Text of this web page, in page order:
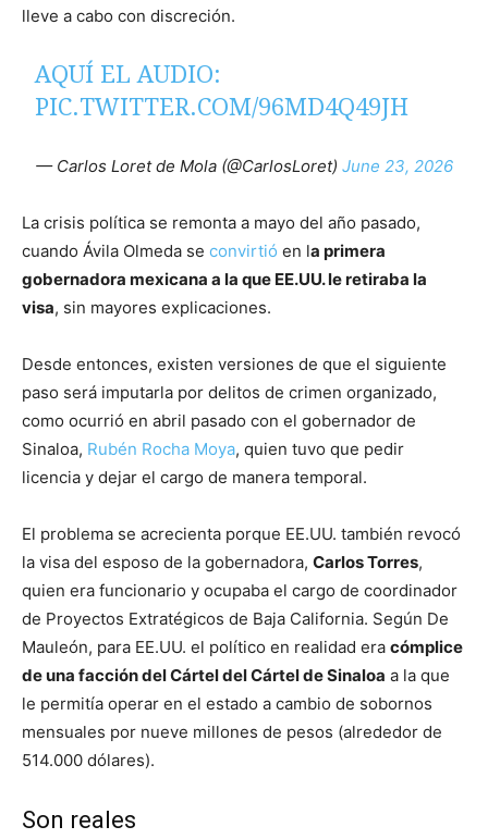
lleve a cabo con discreción.
AQUÍ EL AUDIO:
PIC.TWITTER.COM/96MD4Q49JH
— Carlos Loret de Mola (@CarlosLoret) June 23, 2026
La crisis política se remonta a mayo del año pasado,
cuando Ávila Olmeda se convirtió en la primera
gobernadora mexicana a la que EE.UU. le retiraba la
visa, sin mayores explicaciones.
Desde entonces, existen versiones de que el siguiente
paso será imputarla por delitos de crimen organizado,
como ocurrió en abril pasado con el gobernador de
Sinaloa, Rubén Rocha Moya, quien tuvo que pedir
licencia y dejar el cargo de manera temporal.
El problema se acrecienta porque EE.UU. también revocó
la visa del esposo de la gobernadora, Carlos Torres,
quien era funcionario y ocupaba el cargo de coordinador
de Proyectos Extratégicos de Baja California. Según De
Mauleón, para EE.UU. el político en realidad era cómplice
de una facción del Cártel del Cártel de Sinaloa a la que
le permitía operar en el estado a cambio de sobornos
mensuales por nueve millones de pesos (alrededor de
514.000 dólares).
Son reales